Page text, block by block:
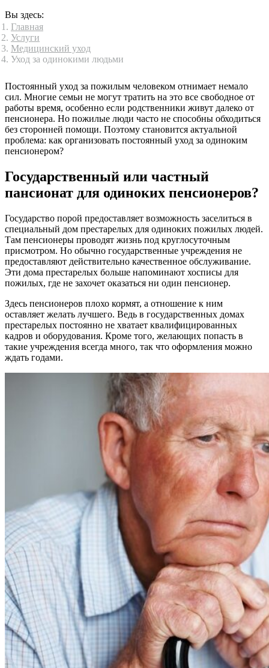
Вы здесь:
Главная
Услуги
Медицинский уход
Уход за одинокими людьми
Постоянный уход за пожилым человеком отнимает немало
сил. Многие семьи не могут тратить на это все свободное от
работы время, особенно если родственники живут далеко от
пенсионера. Но пожилые люди часто не способны обходиться
без сторонней помощи. Поэтому становится актуальной
проблема: как организовать постоянный уход за одиноким
пенсионером?
Государственный или частный
пансионат для одиноких пенсионеров?
Государство порой предоставляет возможность заселиться в
специальный дом престарелых для одиноких пожилых людей.
Там пенсионеры проводят жизнь под круглосуточным
присмотром. Но обычно государственные учреждения не
предоставляют действительно качественное обслуживание.
Эти дома престарелых больше напоминают хосписы для
пожилых, где не захочет оказаться ни один пенсионер.
Здесь пенсионеров плохо кормят, а отношение к ним
оставляет желать лучшего. Ведь в государственных домах
престарелых постоянно не хватает квалифицированных
кадров и оборудования. Кроме того, желающих попасть в
такие учреждения всегда много, так что оформления можно
ждать годами.